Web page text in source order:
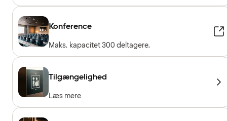
Konference
Maks. kapacitet 300 deltagere.
Tilgængelighed
Læs mere